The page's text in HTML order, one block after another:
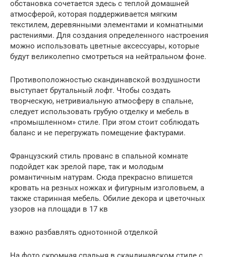
обстановка сочетается здесь с теплой домашней
атмосферой, которая поддерживается мягким
текстилем, деревянными элементами и комнатными
растениями. Для создания определенного настроения
можно использовать цветные аксессуары, которые
будут великолепно смотреться на нейтральном фоне.
Противоположностью скандинавской воздушности
выступает брутальный лофт. Чтобы создать
творческую, нетривиальную атмосферу в спальне,
следует использовать грубую отделку и мебель в
«промышленном» стиле. При этом стоит соблюдать
баланс и не перегружать помещение фактурами.
Французский стиль прованс в спальной комнате
подойдет как зрелой паре, так и молодым
романтичным натурам. Сюда прекрасно впишется
кровать на резных ножках и фигурным изголовьем, а
также старинная мебель. Обилие декора и цветочных
узоров на площади в 17 кв
важно разбавлять однотонной отделкой